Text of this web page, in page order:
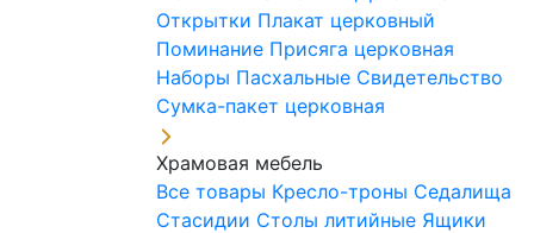
Открытки Плакат церковный
Поминание Присяга церковная
Наборы Пасхальные Свидетельство
Сумка-пакет церковная
Храмовая мебель
Все товары Кресло-троны Седалища
Стасидии Столы литийные Ящики